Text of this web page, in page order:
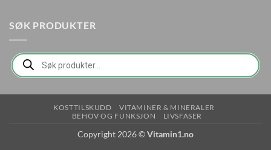
SØK PRODUKTER
Products
search
KOSTTILSKUDD
VITAMINER & MINERALER
BEHOV OG FUNKSJON
LIVSFASER
Copyright 2026 ©Vitamin1.no